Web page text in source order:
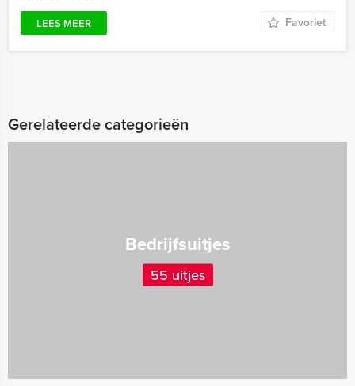
LEES MEER Favoriet
Gerelateerde categorieën
Bedrijfsuitjes
55 uitjes